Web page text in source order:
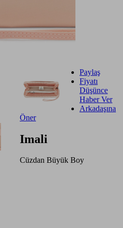
Paylaş
Fiyatı
Düşünce
Haber Ver
Arkadaşına
Öner
Imali
Cüzdan Büyük Boy